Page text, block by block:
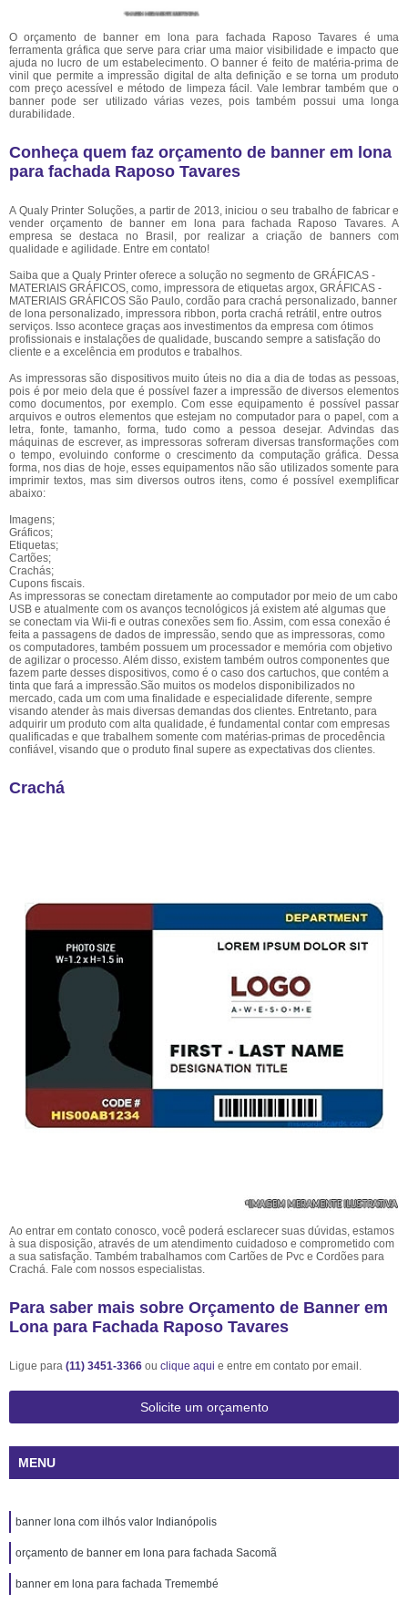
O orçamento de banner em lona para fachada Raposo Tavares é uma
ferramenta gráfica que serve para criar uma maior visibilidade e impacto que
ajuda no lucro de um estabelecimento. O banner é feito de matéria-prima de
vinil que permite a impressão digital de alta definição e se torna um produto
com preço acessível e método de limpeza fácil. Vale lembrar também que o
banner pode ser utilizado várias vezes, pois também possui uma longa
durabilidade.
Conheça quem faz orçamento de banner em lona
para fachada Raposo Tavares
A Qualy Printer Soluções, a partir de 2013, iniciou o seu trabalho de fabricar e
vender orçamento de banner em lona para fachada Raposo Tavares. A
empresa se destaca no Brasil, por realizar a criação de banners com
qualidade e agilidade. Entre em contato!
Saiba que a Qualy Printer oferece a solução no segmento de GRÁFICAS -
MATERIAIS GRÁFICOS, como, impressora de etiquetas argox, GRÁFICAS -
MATERIAIS GRÁFICOS São Paulo, cordão para crachá personalizado, banner
de lona personalizado, impressora ribbon, porta crachá retrátil, entre outros
serviços. Isso acontece graças aos investimentos da empresa com ótimos
profissionais e instalações de qualidade, buscando sempre a satisfação do
cliente e a excelência em produtos e trabalhos.
As impressoras são dispositivos muito úteis no dia a dia de todas as pessoas,
pois é por meio dela que é possível fazer a impressão de diversos elementos
como documentos, por exemplo. Com esse equipamento é possível passar
arquivos e outros elementos que estejam no computador para o papel, com a
letra, fonte, tamanho, forma, tudo como a pessoa desejar. Advindas das
máquinas de escrever, as impressoras sofreram diversas transformações com
o tempo, evoluindo conforme o crescimento da computação gráfica. Dessa
forma, nos dias de hoje, esses equipamentos não são utilizados somente para
imprimir textos, mas sim diversos outros itens, como é possível exemplificar
abaixo:
Imagens;
Gráficos;
Etiquetas;
Cartões;
Crachás;
Cupons fiscais.
As impressoras se conectam diretamente ao computador por meio de um cabo
USB e atualmente com os avanços tecnológicos já existem até algumas que
se conectam via Wii-fi e outras conexões sem fio. Assim, com essa conexão é
feita a passagens de dados de impressão, sendo que as impressoras, como
os computadores, também possuem um processador e memória com objetivo
de agilizar o processo. Além disso, existem também outros componentes que
fazem parte desses dispositivos, como é o caso dos cartuchos, que contém a
tinta que fará a impressão.São muitos os modelos disponibilizados no
mercado, cada um com uma finalidade e especialidade diferente, sempre
visando atender às mais diversas demandas dos clientes. Entretanto, para
adquirir um produto com alta qualidade, é fundamental contar com empresas
qualificadas e que trabalhem somente com matérias-primas de procedência
confiável, visando que o produto final supere as expectativas dos clientes.
Crachá
Ao entrar em contato conosco, você poderá esclarecer suas dúvidas, estamos
à sua disposição, através de um atendimento cuidadoso e comprometido com
a sua satisfação. Também trabalhamos com Cartões de Pvc e Cordões para
Crachá. Fale com nossos especialistas.
Para saber mais sobre Orçamento de Banner em
Lona para Fachada Raposo Tavares
Ligue para (11) 3451-3366 ou clique aqui e entre em contato por email.
Solicite um orçamento
MENU
banner lona com ilhós valor Indianópolis
orçamento de banner em lona para fachada Sacomã
banner em lona para fachada Tremembé